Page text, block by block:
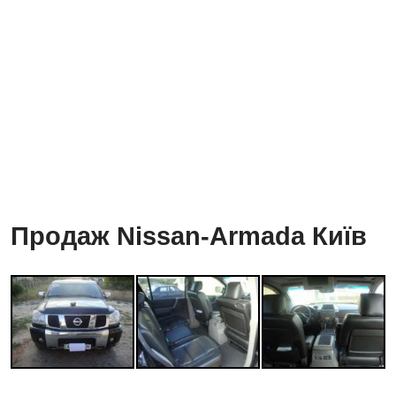
Продаж Nissan-Armada Київ